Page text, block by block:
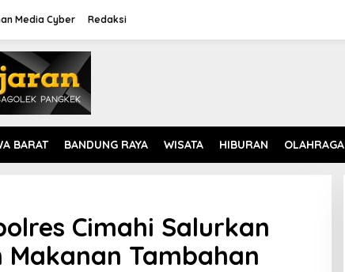
Media Cyber Redaksi
BARAT BANDUNG RAYA WISATA HIBURAN OLAHRAGA
Cimahi Salurkan
Tambahan